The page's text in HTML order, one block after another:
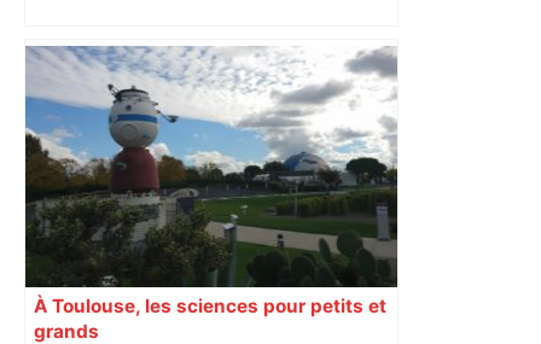
À Toulouse, les sciences pour petits et
grands